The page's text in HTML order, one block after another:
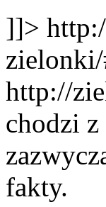
]]>
http://
chodzi
fakty.